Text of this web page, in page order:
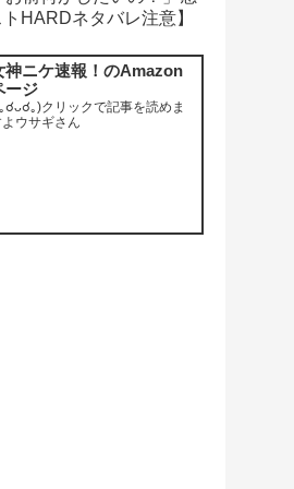
HARDネタバレ注意】
神ニケ速報！のAmazon
ージ
☌ᴗ☌｡)クリックで記事を読めま
よウサギさん